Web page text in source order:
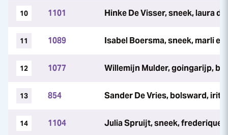
10 1101 Hinke De Visser, sneek, laura
11 1089 Isabel Boersma, sneek, marli
12 1077 Willemijn Mulder, goingarijp,
13 854 Sander De Vries, bolsward, irit
14 1104 Julia Spruijt, sneek, frederique